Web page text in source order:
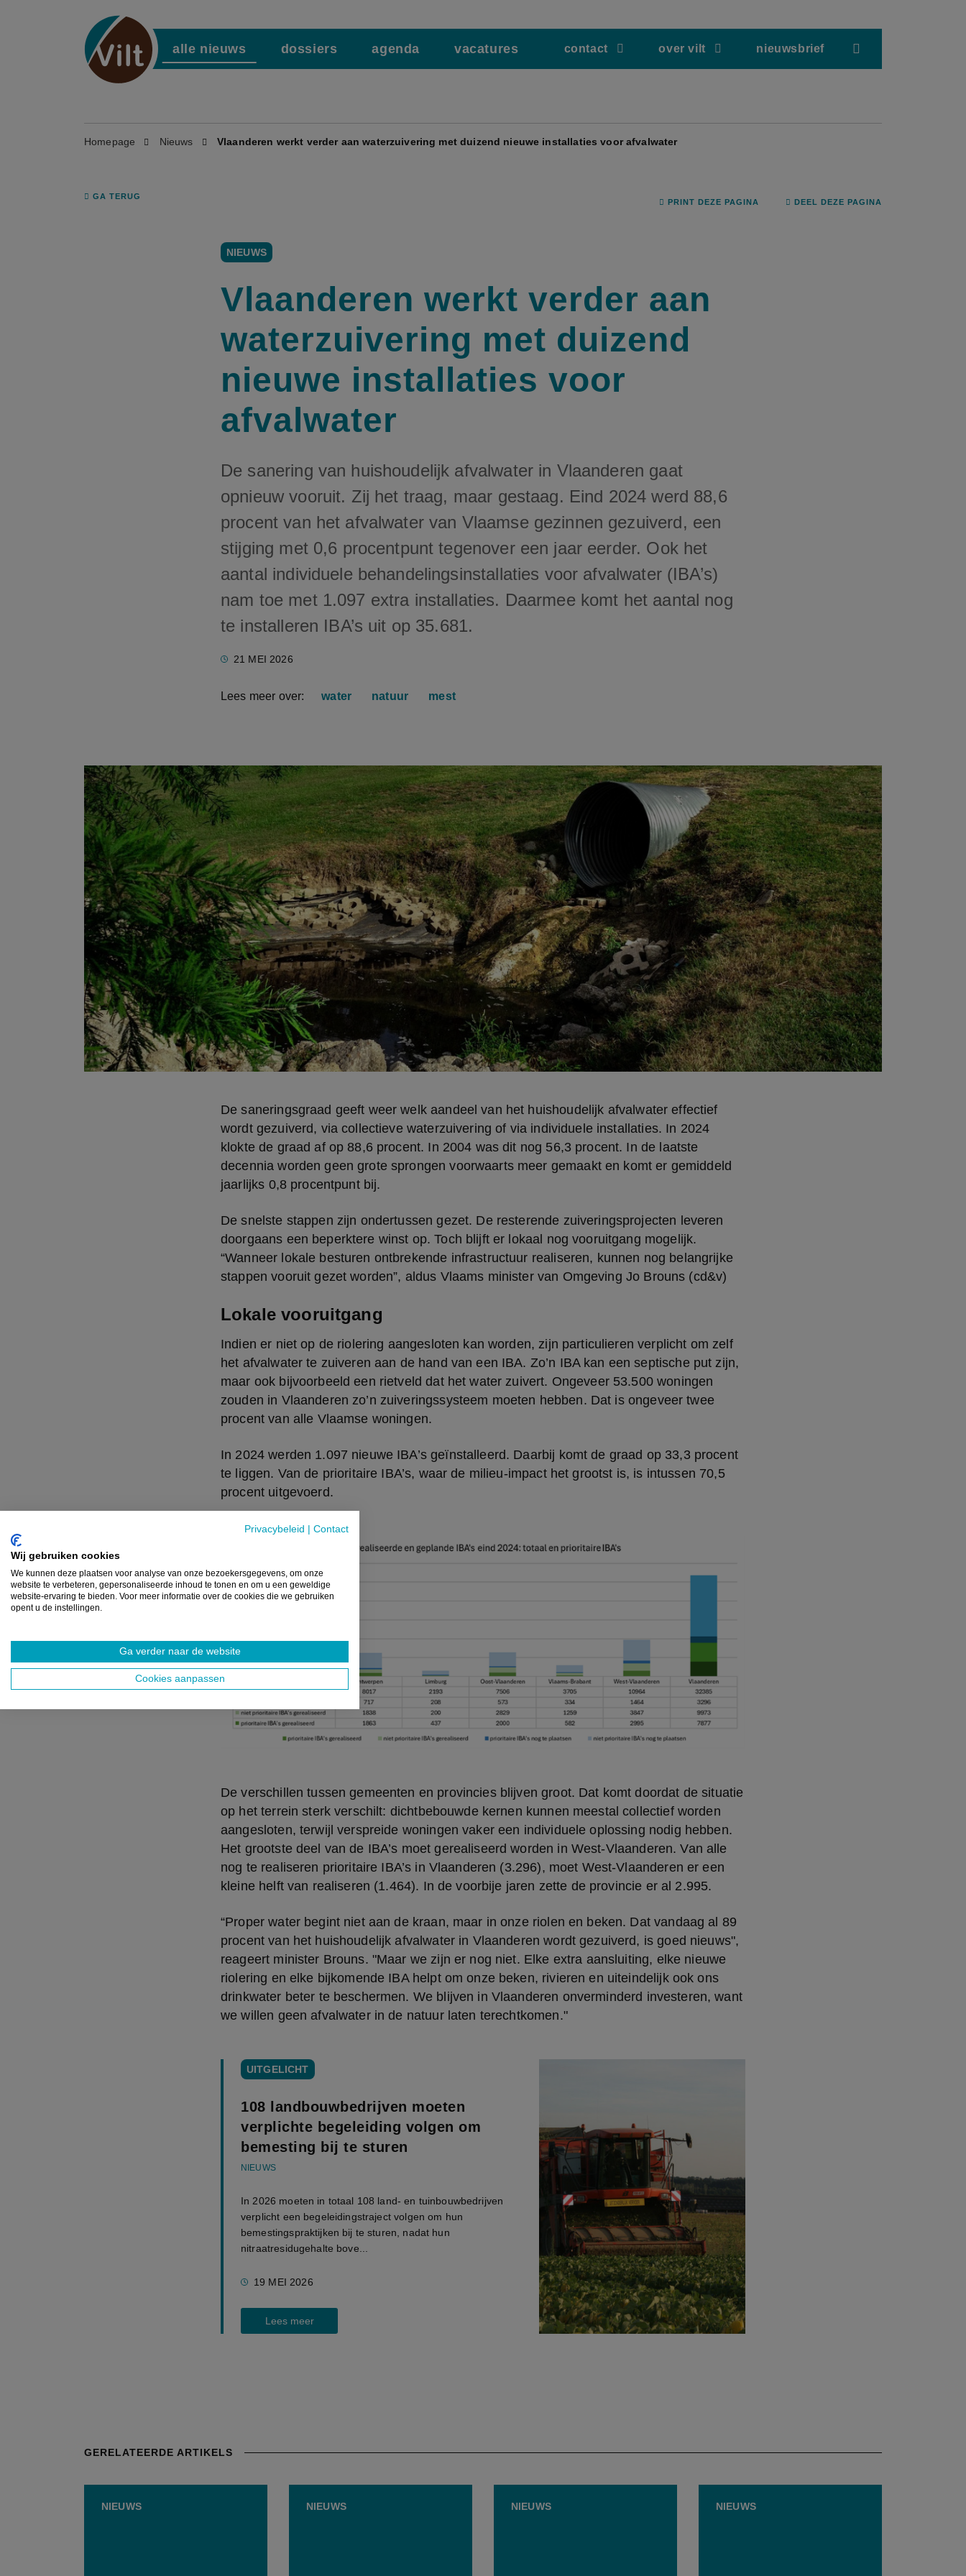
Privacybeleid Contact
Wij gebruiken cookies
We kunnen deze plaatsen voor analyse van onze bezoekersgegevens, om onze
website te verbeteren, gepersonaliseerde inhoud te tonen en om u een geweldige
website-ervaring te bieden. Voor meer informatie over de cookies die we gebruiken
opent u de instellingen.
Ga verder naar de website
Cookies aanpassen
alle nieuws dossiers agenda vacatures contact over vilt nieuwsbrief
Homepage Nieuws Vlaanderen werkt verder aan waterzuivering met duizend nieuwe installaties voor afvalwater
GA TERUG
PRINT DEZE PAGINA DEEL DEZE PAGINA
NIEUWS
Vlaanderen werkt verder aan
waterzuivering met duizend
nieuwe installaties voor
afvalwater
De sanering van huishoudelijk afvalwater in Vlaanderen gaat
opnieuw vooruit. Zij het traag, maar gestaag. Eind 2024 werd 88,6
procent van het afvalwater van Vlaamse gezinnen gezuiverd, een
stijging met 0,6 procentpunt tegenover een jaar eerder. Ook het
aantal individuele behandelingsinstallaties voor afvalwater (IBA’s)
nam toe met 1.097 extra installaties. Daarmee komt het aantal nog
te installeren IBA’s uit op 35.681.
21 MEI 2026
Lees meer over: water natuur mest
De saneringsgraad geeft weer welk aandeel van het huishoudelijk afvalwater effectief
wordt gezuiverd, via collectieve waterzuivering of via individuele installaties. In 2024
klokte de graad af op 88,6 procent. In 2004 was dit nog 56,3 procent. In de laatste
decennia worden geen grote sprongen voorwaarts meer gemaakt en komt er gemiddeld
jaarlijks 0,8 procentpunt bij.
De snelste stappen zijn ondertussen gezet. De resterende zuiveringsprojecten leveren
doorgaans een beperktere winst op. Toch blijft er lokaal nog vooruitgang mogelijk.
“Wanneer lokale besturen ontbrekende infrastructuur realiseren, kunnen nog belangrijke
stappen vooruit gezet worden”, aldus Vlaams minister van Omgeving Jo Brouns (cd&v)
Lokale vooruitgang
Indien er niet op de riolering aangesloten kan worden, zijn particulieren verplicht om zelf
het afvalwater te zuiveren aan de hand van een IBA. Zo’n IBA kan een septische put zijn,
maar ook bijvoorbeeld een rietveld dat het water zuivert. Ongeveer 53.500 woningen
zouden in Vlaanderen zo’n zuiveringssysteem moeten hebben. Dat is ongeveer twee
procent van alle Vlaamse woningen.
In 2024 werden 1.097 nieuwe IBA’s geïnstalleerd. Daarbij komt de graad op 33,3 procent
te liggen. Van de prioritaire IBA’s, waar de milieu-impact het grootst is, is intussen 70,5
procent uitgevoerd.
De verschillen tussen gemeenten en provincies blijven groot. Dat komt doordat de situatie
op het terrein sterk verschilt: dichtbebouwde kernen kunnen meestal collectief worden
aangesloten, terwijl verspreide woningen vaker een individuele oplossing nodig hebben.
Het grootste deel van de IBA’s moet gerealiseerd worden in West-Vlaanderen. Van alle
nog te realiseren prioritaire IBA’s in Vlaanderen (3.296), moet West-Vlaanderen er een
kleine helft van realiseren (1.464). In de voorbije jaren zette de provincie er al 2.995.
“Proper water begint niet aan de kraan, maar in onze riolen en beken. Dat vandaag al 89
procent van het huishoudelijk afvalwater in Vlaanderen wordt gezuiverd, is goed nieuws",
reageert minister Brouns. "Maar we zijn er nog niet. Elke extra aansluiting, elke nieuwe
riolering en elke bijkomende IBA helpt om onze beken, rivieren en uiteindelijk ook ons
drinkwater beter te beschermen. We blijven in Vlaanderen onverminderd investeren, want
we willen geen afvalwater in de natuur laten terechtkomen."
UITGELICHT
108 landbouwbedrijven moeten
verplichte begeleiding volgen om
bemesting bij te sturen
NIEUWS
In 2026 moeten in totaal 108 land- en tuinbouwbedrijven
verplicht een begeleidingstraject volgen om hun
bemestingspraktijken bij te sturen, nadat hun
nitraatresidugehalte bove...
19 MEI 2026
Lees meer
GERELATEERDE ARTIKELS
NIEUWS NIEUWS NIEUWS NIEUWS